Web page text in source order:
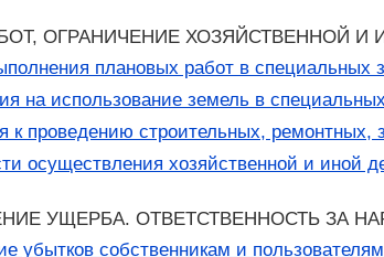
ОГРАНИЧЕНИЕ ХОЗЯЙСТВЕННОЙ
плановых работ в специальных
на использование земель в
к проведению строительных, ремонтных,
осуществления хозяйственной и иной
УЩЕРБА. ОТВЕТСТВЕННОСТЬ ЗА
убытков собственникам и